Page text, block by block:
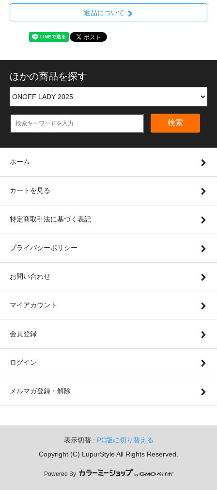
返品について
ほかの商品を探す
検索
ホーム
カートを見る
特定商取引法に基づく表記
プライバシーポリシー
お問い合わせ
マイアカウント
会員登録
ログイン
メルマガ登録・解除
表示切替 : PC版に切り替える
Copyright (C) LupurStyle All Rights Reserved.
Powered By